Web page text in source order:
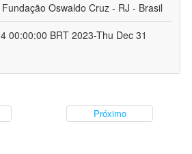
Fundação Oswaldo Cruz - RJ - Brasil
00:00:00 BRT 2023-Thu Dec 31
Próximo